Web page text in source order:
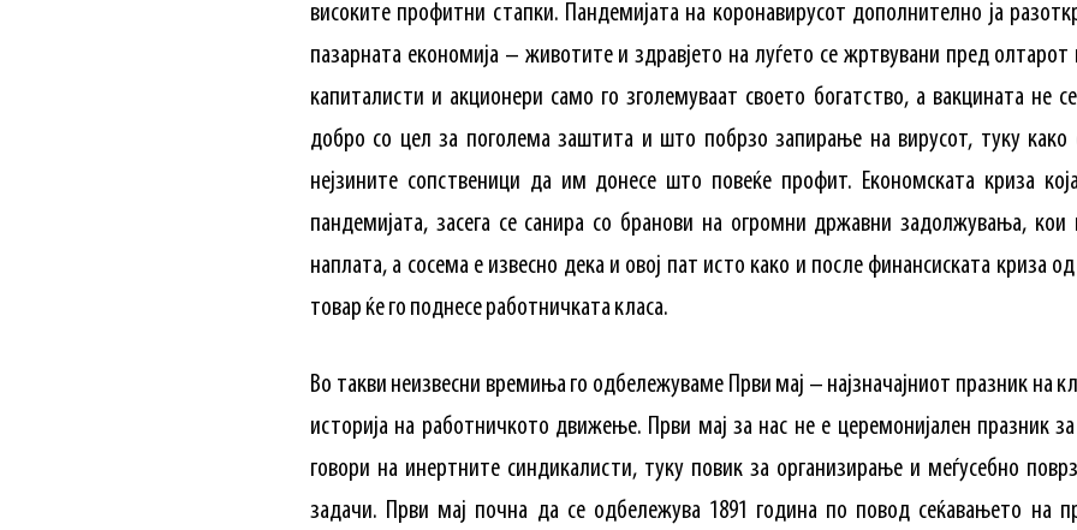
високите профитни стапки. Пандемијата на коронавирусот дополнително ја
пазарната економија – животите и здравјето на луѓето се жртвувани пред олтарот
капиталисти и акционери само го зголемуваат своето богатство, а вакцината не
добро со цел за поголема заштита и што побрзо запирање на вирусот, туку како
нејзините сопственици да им донесе што повеќе профит. Економската криза
пандемијата, засега се санира со бранови на огромни државни задолжувања, кои
наплата, а сосема е извесно дека и овој пат исто како и после финансиската криза
товар ќе го поднесе работничката класа.
Во такви неизвесни времиња го одбележуваме Први мај – најзначајниот празник на
историја на работничкото движење. Први мај за нас не е церемонијален празник
говори на инертните синдикалисти, туку повик за организирање и меѓусебно
задачи. Први мај почна да се одбележува 1891 година по повод сеќавањето на